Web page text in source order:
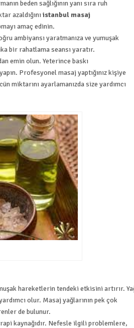
beden sağlığının yanı sıra ruh
azaldığını istanbul masaj
amaç edinin.
ambiyansı yaratmanıza ve yumuşak
bir rahatlama seansı yaratır.
emin olun. Yeterince baskı
Profesyonel masaj yaptığınız kişiye
miktarını ayarlamanızda size yardımcı
hareketlerin tendeki etkisini artırır.
olur. Masaj yağlarının pek çok
de bulunur.
kaynağıdır. Nefesle ilgili problemlere,